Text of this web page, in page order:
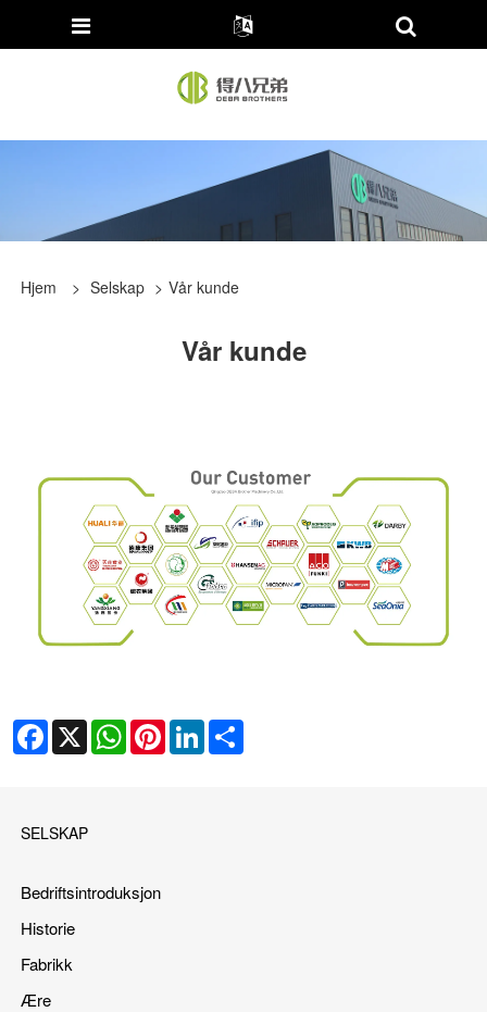
Hjem > Selskap > Vår kunde
Vår kunde
Facebook
X WhatsAppPinterestLinkedIn
SELSKAP
Bedriftsintroduksjon
Historie
Fabrikk
Ære